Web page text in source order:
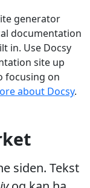
generator
documentation
in. Use Docsy
site up
focusing on
about Docsy.
siden. Tekst